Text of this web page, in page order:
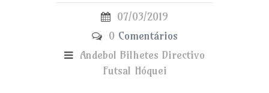
07/03/2019
0 Comentários
Andebol Bilhetes Directivo
Futsal Hóquei